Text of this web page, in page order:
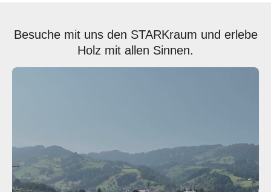
Besuche mit uns den STARKraum und erlebe
Holz mit allen Sinnen.